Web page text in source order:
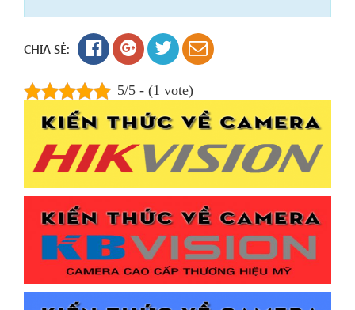
CHIA SẺ:
5/5 - (1 vote)